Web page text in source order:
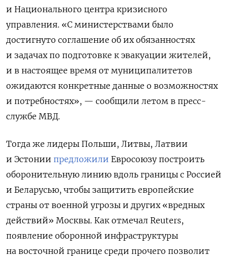
и Национального центра кризисного
управления. «С министерствами было
достигнуто соглашение об их обязанностях
и задачах по подготовке к эвакуации жителей,
и в настоящее время от муниципалитетов
ожидаются конкретные данные о возможностях
и потребностях», — сообщили летом в пресс-
службе МВД.
Тогда же лидеры Польши, Литвы, Латвии
и Эстонии предложили Евросоюзу построить
оборонительную линию вдоль границы с Россией
и Беларусью, чтобы защитить европейские
страны от военной угрозы и других «вредных
действий» Москвы. Как отмечал Reuters,
появление оборонной инфраструктуры
на восточной границе среди прочего позволит